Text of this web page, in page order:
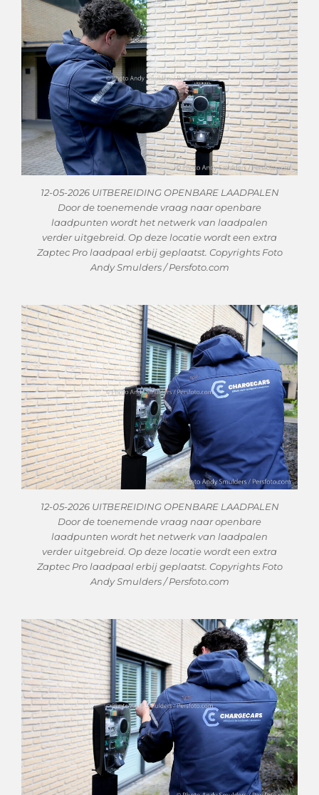
12-05-2026 UITBEREIDING OPENBARE LAADPALEN
Door de toenemende vraag naar openbare
laadpunten wordt het netwerk van laadpalen
verder uitgebreid. Op deze locatie wordt een extra
Zaptec Pro laadpaal erbij geplaatst. Copyrights Foto
Andy Smulders / Persfoto.com
12-05-2026 UITBEREIDING OPENBARE LAADPALEN
Door de toenemende vraag naar openbare
laadpunten wordt het netwerk van laadpalen
verder uitgebreid. Op deze locatie wordt een extra
Zaptec Pro laadpaal erbij geplaatst. Copyrights Foto
Andy Smulders / Persfoto.com